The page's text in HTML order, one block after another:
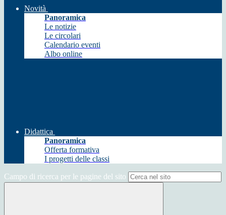
Novità
Panoramica
Le notizie
Le circolari
Calendario eventi
Albo online
Didattica
Panoramica
Offerta formativa
I progetti delle classi
Campo di ricerca per le pagine del sito